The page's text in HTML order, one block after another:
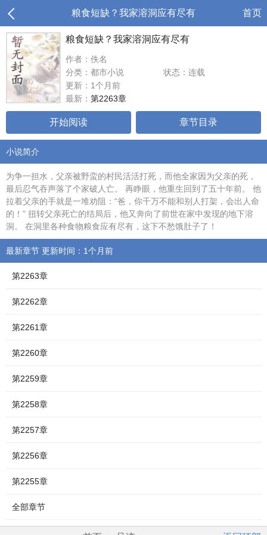
粮食短缺？我家溶洞应有尽有 首页
粮食短缺？我家溶洞应有尽有
作者：佚名
分类：都市小说
状态：连载
更新：1个月前
最新： 第2263章
开始阅读 章节目录
小说简介
为争一担水，父亲被野蛮的村民活活打死，而他全家因为父亲的死，
最后忍气吞声落了个家破人亡。 再睁眼，他重生回到了五十年前。 他
拉着父亲的手就是一堆劝阻：“爸，你千万不能和别人打架，会出人命
的！” 扭转父亲死亡的结局后，他又奔向了前世在家中发现的地下溶
洞。 在洞里各种食物粮食应有尽有，这下不愁饿肚子了！
最新章节 更新时间：1个月前
第2263章
第2262章
第2261章
第2260章
第2259章
第2258章
第2257章
第2256章
第2255章
全部章节